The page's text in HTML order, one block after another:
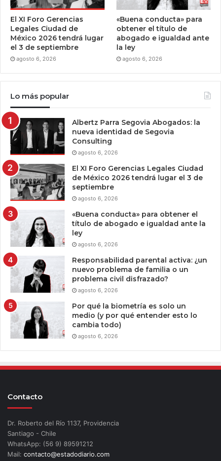
El XI Foro Gerencias
Legales Ciudad de
México 2026 tendrá lugar
el 3 de septiembre
agosto 6, 2026
«Buena conducta» para
obtener el título de
abogado e igualdad ante
la ley
agosto 6, 2026
Lo más popular
Albertz Parra Segovia Abogados: la
nueva identidad de Segovia
Consulting
agosto 6, 2026
El XI Foro Gerencias Legales Ciudad
de México 2026 tendrá lugar el 3 de
septiembre
agosto 6, 2026
«Buena conducta» para obtener el
título de abogado e igualdad ante la
ley
agosto 6, 2026
Responsabilidad parental activa: ¿un
nuevo problema de familia o un
problema civil disfrazado?
agosto 6, 2026
Por qué la biometría es solo un
medio (y por qué entender esto lo
cambia todo)
agosto 6, 2026
Contacto
Dr. Roberto del Río 1137, Providencia
Santiago - Chile
WhatsApp: (56 9) 89591212
Mail: contacto@estadodiario.com